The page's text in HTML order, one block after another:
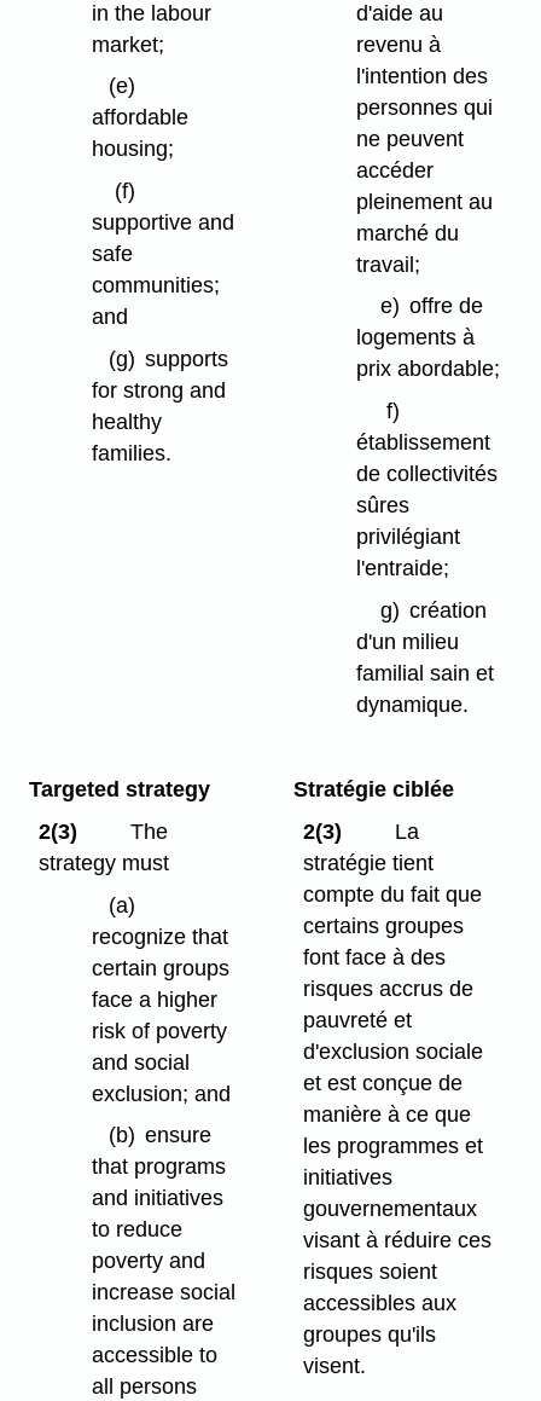
in the labour
market;
(e)
affordable
housing;
(f)
supportive and
safe
communities;
and
(g) supports
for strong and
healthy
families.
d'aide au
revenu à
l'intention des
personnes qui
ne peuvent
accéder
pleinement au
marché du
travail;
e) offre de
logements à
prix abordable;
f)
établissement
de collectivités
sûres
privilégiant
l'entraide;
g) création
d'un milieu
familial sain et
dynamique.
Targeted strategy
2(3)
The
strategy must
(a)
recognize that
certain groups
face a higher
risk of poverty
and social
exclusion; and
(b) ensure
that programs
and initiatives
to reduce
poverty and
increase social
inclusion are
accessible to
all persons
Stratégie ciblée
2(3)
La
stratégie tient
compte du fait que
certains groupes
font face à des
risques accrus de
pauvreté et
d'exclusion sociale
et est conçue de
manière à ce que
les programmes et
initiatives
gouvernementaux
visant à réduire ces
risques soient
accessibles aux
groupes qu'ils
visent.